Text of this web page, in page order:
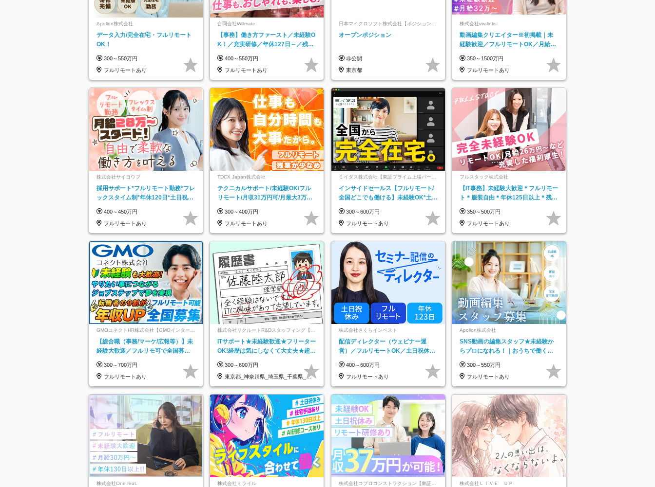
Apollon株式会社
データ入力/完全在宅・フルリモート
OK！
300～550万円
フルリモートあり
合同会社Willmate
【事務】働き方ファースト／未経験O
K！／充実研修／年休127日～／残業
400～550万円
フルリモートあり
日本マイクロソフト株式会社【ポジションマ
ッチ登録】
オープンポジション
非公開
東京都
株式会社viralinks
動画編集クリエイター※初掲載｜未
経験歓迎／フルリモートOK／月給32
350～1500万円
フルリモートあり
株式会社サイヨウブ
採用サポート*フルリモート勤務*フレ
ックスタイム制*年休120日*土日祝休
400～450万円
フルリモートあり
TDCX Japan株式会社
テクニカルサポート/未経験OK/フル
リモート/月収31万円可/月最大3万の
300～400万円
フルリモートあり
ミイダス株式会社【東証プライム上場パーソ
インサイドセールス【フルリモート/
全国どこでも働ける】未経験OK*土日
300～600万円
フルリモートあり
フルスタック株式会社
【IT事務】未経験大歓迎＊フルリモー
ト＊服装自由＊年休125日以上＊残業
350～500万円
フルリモートあり
GMOコネクトHR株式会社【GMOインターネ
ットグループ】
【総合職（事務/マーケ/広報等）】未
経験大歓迎／フルリモ可で全国募
★
300～700万円
フルリモートあり
株式会社リクルートR&Dスタッフィング【リ
クルートグループ】
ITサポート★未経験歓迎★フリーター
OK!経歴は気にしなくて大丈夫★超大
300～600万円
東京都_神奈川県_埼玉県_千葉県_大
阪府…
株式会社さくらインベスト
配信ディレクター（ウェビナー運
営）／フルリモートOK／土日祝休み
400～600万円
フルリモートあり
Apollon株式会社
SNS動画の編集スタッフ★未経験か
らプロになれる！｜おうちで働くフ
300～550万円
フルリモートあり
株式会社One feat. 株式会社ミライル
株式会社コプロコンストラクション【東証プ
株式会社ＬＩＶＥ ＵＰ